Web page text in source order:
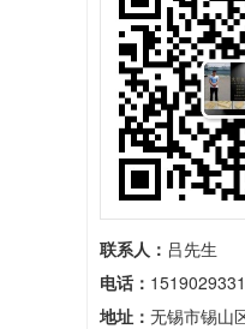
联系人： 吕先生
电话：
地址： 无锡市锡山